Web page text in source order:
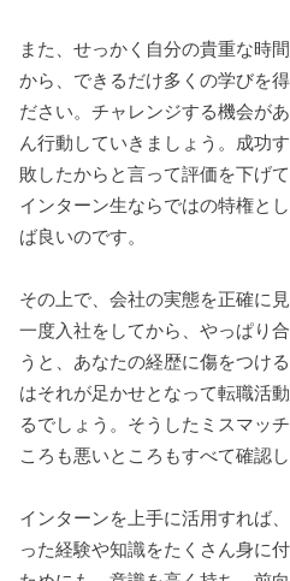
また、せっかく自分の貴重な時
から、できるだけ多くの学びを
ださい。チャレンジする機会が
ん行動していきましょう。成功
敗したからと言って評価を下げ
インターン生ならではの特権と
ば良いのです。
その上で、会社の実態を正確に
一度入社をしてから、やっぱり
うと、あなたの経歴に傷をつけ
はそれが足かせとなって転職活
るでしょう。そうしたミスマッ
ころも悪いところもすべて確認
インターンを上手に活用すれば
った経験や知識をたくさん身に